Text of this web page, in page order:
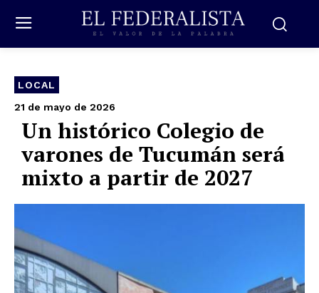
LOCAL
21 de mayo de 2026
Un histórico Colegio de
varones de Tucumán será
mixto a partir de 2027